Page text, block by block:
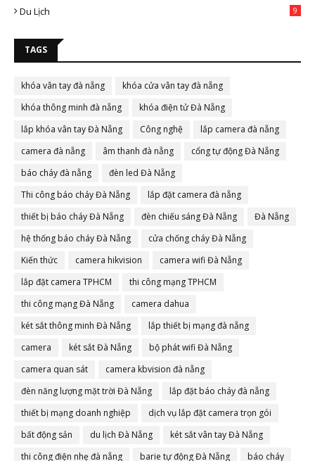
Du Lịch 9
TAGS
khóa vân tay đà nẵng
khóa cửa vân tay đà nẵng
khóa thông minh đà nẵng
khóa điện tử Đà Nẵng
lắp khóa vân tay Đà Nẵng
Công nghệ
lắp camera đà nẵng
camera đà nẵng
âm thanh đà nẵng
cổng tự động Đà Nẵng
báo cháy đà nẵng
đèn led Đà Nẵng
Thi công báo cháy Đà Nẵng
lắp đặt camera đà nẵng
thiết bị báo cháy Đà Nẵng
đèn chiếu sáng Đà Nẵng
Đà Nẵng
hệ thống báo cháy Đà Nẵng
cửa chống cháy Đà Nẵng
Kiến thức
camera hikvision
camera wifi Đà Nẵng
lắp đặt camera TPHCM
thi công mạng TPHCM
thi công mạng Đà Nẵng
camera dahua
két sắt thông minh Đà Nẵng
lắp thiết bị mạng đà nẵng
camera
két sắt Đà Nẵng
bộ phát wifi Đà Nẵng
camera quan sát
camera kbvision đà nẵng
đèn năng lượng mặt trời Đà Nẵng
lắp đặt báo cháy đà nẵng
thiết bị mạng doanh nghiệp
dịch vụ lắp đặt camera trọn gói
bất động sản
du lịch Đà Nẵng
két sắt vân tay Đà Nẵng
thi công điện nhẹ đà nẵng
barie tự động Đà Nẵng báo cháy